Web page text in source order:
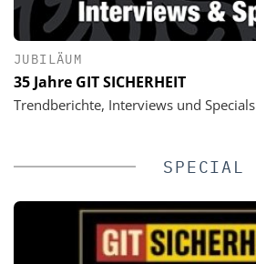
JUBILÄUM
35 Jahre GIT SICHERHEIT
Trendberichte, Interviews und Specials
SPECIAL